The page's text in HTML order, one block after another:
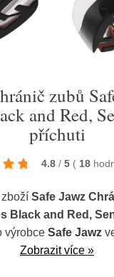
zubů
and Red,
příchuti
4.8 / 5 ( 18
Safe Jawz
Black and Red,
výrobce Safe Jawz
Zobrazit více »